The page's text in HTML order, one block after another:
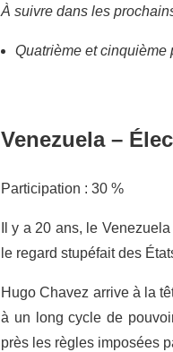
À suivre dans les
Quatrième et cinquième
Venezuela –
Participation : 30 %
Il y a 20 ans, le
le regard stupéfait des
Hugo Chavez arrive à la
à un long cycle de
près les règles imposées